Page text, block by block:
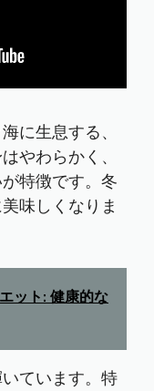
に生息する、
やわらかく、
特徴です。冬
味しくなりま
ット: 健康的な
ています。特